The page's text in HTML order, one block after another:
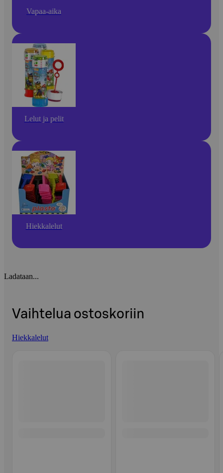
Vapaa-aika
Lelut ja pelit
Hiekkalelut
Ladataan...
Vaihtelua ostoskoriin
Hiekkalelut